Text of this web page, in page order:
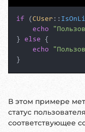
if ( CUser ::
echo
} else {
echo
}
В этом примере
статус
соответствующее